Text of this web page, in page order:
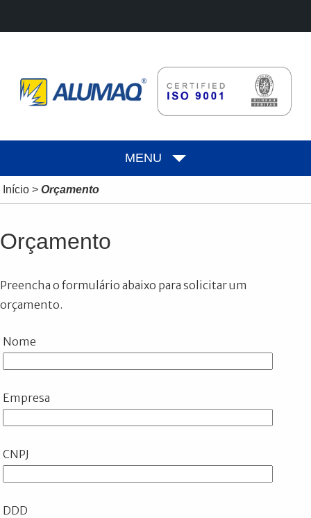
MENU
Início> Orçamento
Orçamento
Preencha o formulário abaixo para solicitar um
orçamento.
Nome
Empresa
CNPJ
DDD